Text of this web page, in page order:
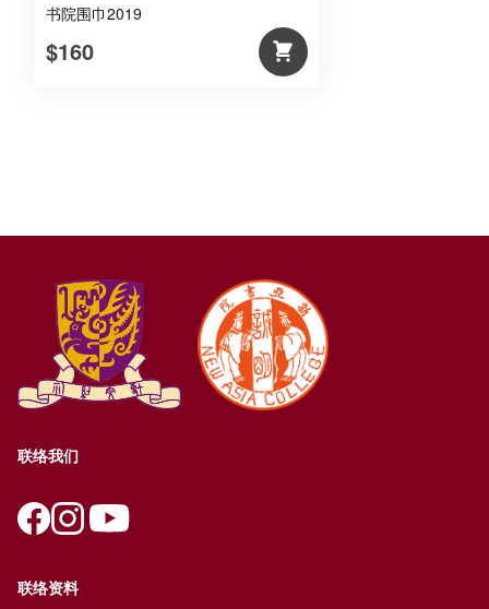
书院围巾2019
$160
联络我们
联络资料